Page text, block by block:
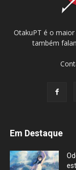
OtakuPT é o
também
Em Destaque